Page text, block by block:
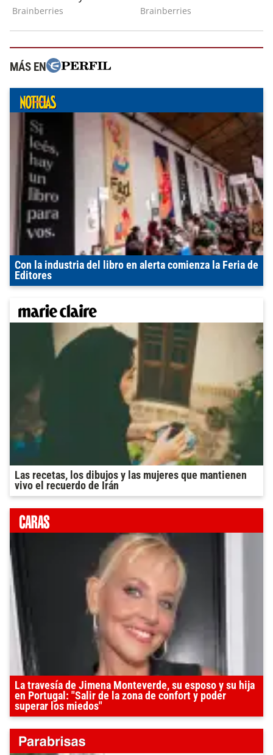
MÁS EN
Con la industria del libro en alerta comienza la Feria de
Editores
Las recetas, los dibujos y las mujeres que mantienen
vivo el recuerdo de Irán
La travesía de Jimena Monteverde, su esposo y su hija
en Portugal: "Salir de la zona de confort y poder
superar los miedos"